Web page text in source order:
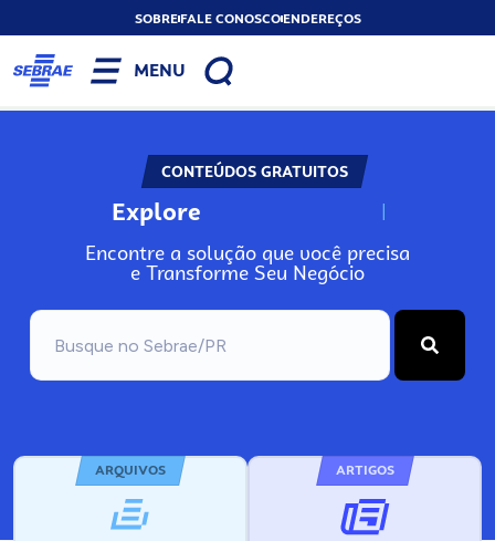
SOBREFALE CONOSCOENDEREÇOS
MENU
CONTEÚDOS GRATUITOS
Explore N
Encontre a solução que você precisa
e Transforme Seu Negócio
ARQUIVOS ARTIGOS